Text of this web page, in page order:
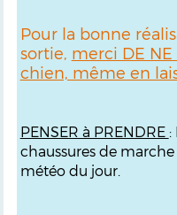
Pour la bonne
sortie, merci DE NE
chien, même en
PENSER à PRENDRE :
chaussures de
météo du jour.